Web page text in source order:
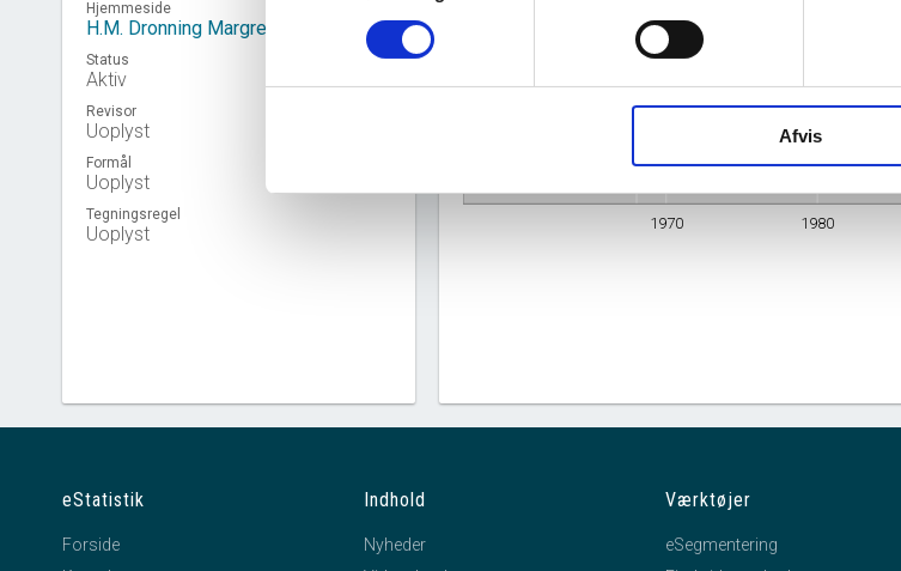
Afvis
Hjemmeside
H.M. Dronning Margrethes Hof
Status
Aktiv
Revisor
Uoplyst
Formål
Uoplyst
Tegningsregel
Uoplyst 1970 1980
Amaliegade 18, 1256 København K
eStatistik
Forside
Indhold
Nyheder
Værktøjer
eSegmentering